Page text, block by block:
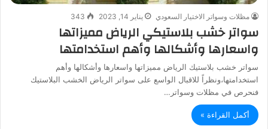
مظلات وسواتر الاختيار السعودي يناير 14, 2023 343
سواتر خشب بلاستيكي الرياض مميزاتها
واسعارها وأشكالها وأهم استخدامتها
سواتر خشب بلاستيك الرياض مميزاتها واسعارها وأشكالها وأهم
استخدامتها،ونظراً للاقبال الواسع على سواتر الرياض الخشب البلاستيك
فنحرص في مظلات وسواتر…
أكمل القراءة »